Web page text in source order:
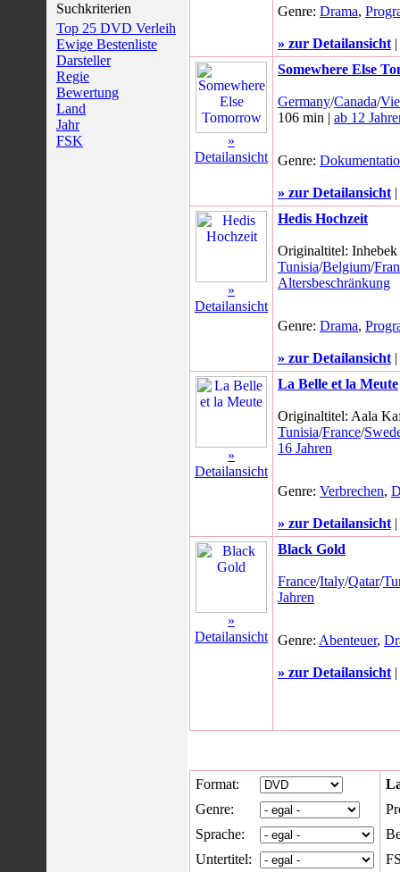
Suchkriterien
Top 25 DVD Verleih
Ewige Bestenliste
Darsteller
Regie
Bewertung
Land
Jahr
FSK
Genre: Drama,
» zur Detailansicht |
»
Detailansicht
Somewhere Else
Germany/Canada/
106 min | ab 12
Genre:
» zur Detailansicht |
»
Detailansicht
Hedis Hochzeit
Originaltitel:
Tunisia/Belgium/
Altersbeschränkung
Genre: Drama,
» zur Detailansicht |
»
Detailansicht
La Belle et la Meute
Originaltitel: Aala
Tunisia/France/
16 Jahren
Genre: Verbrechen,
» zur Detailansicht |
»
Detailansicht
Black Gold
France/Italy/Qatar/
Jahren
Genre: Abenteuer,
» zur Detailansicht |
Format:
Genre:
Sprache:
Untertitel: